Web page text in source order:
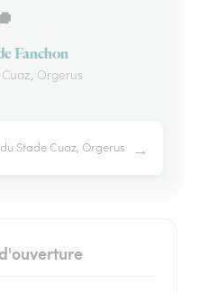
Fanchon
Orgerus
Stade Cuaz, Orgerus →